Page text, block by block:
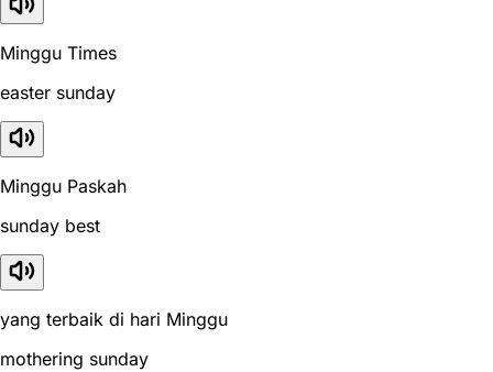
Minggu Times
easter sunday
Minggu Paskah
sunday best
yang terbaik di hari Minggu
mothering sunday